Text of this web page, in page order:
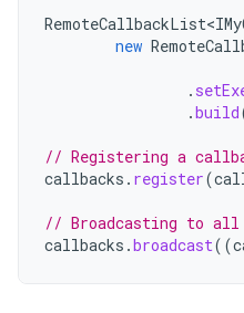
new
.
.build
// Registering a
callbacks . register(
// Broadcasting to all
callbacks .broadcast((